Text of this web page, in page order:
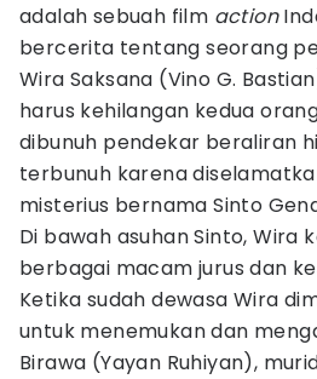
adalah sebuah film action
bercerita tentang seorang
Wira Saksana (Vino G.
harus kehilangan kedua
dibunuh pendekar beraliran
terbunuh karena
misterius bernama Sinto
Di bawah asuhan Sinto, Wira
berbagai macam jurus dan
Ketika sudah dewasa Wira
untuk menemukan dan
Birawa (Yayan Ruhiyan),